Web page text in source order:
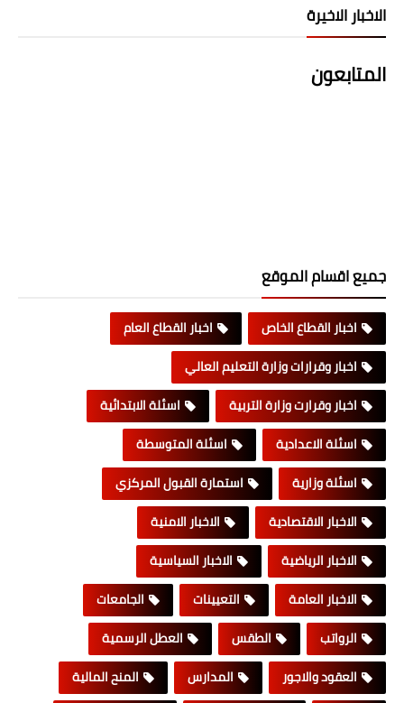
الاخبار الاخيرة
المتابعون
جميع اقسام الموقع
اخبار القطاع الخاص
اخبار القطاع العام
اخبار وقرارات وزارة التعليم العالي
اخبار وقرارت وزارة التربية
اسئلة الابتدائية
اسئلة الاعدادية
اسئلة المتوسطة
اسئلة وزارية
استمارة القبول المركزي
الاخبار الاقتصادية
الاخبار الامنية
الاخبار الرياضية
الاخبار السياسية
الاخبار العامة
التعيينات
الجامعات
الرواتب
الطقس
العطل الرسمية
العقود والاجور
المدارس
المنح المالية